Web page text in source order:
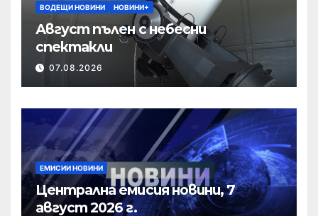
ВОДЕЩИ НОВИНИ НОВИНИ+
Август пълен с небесни
спектакли
07.08.2026
ЕМИСИИ НОВИНИ
Централна емисия новини, 7
август 2026 г.